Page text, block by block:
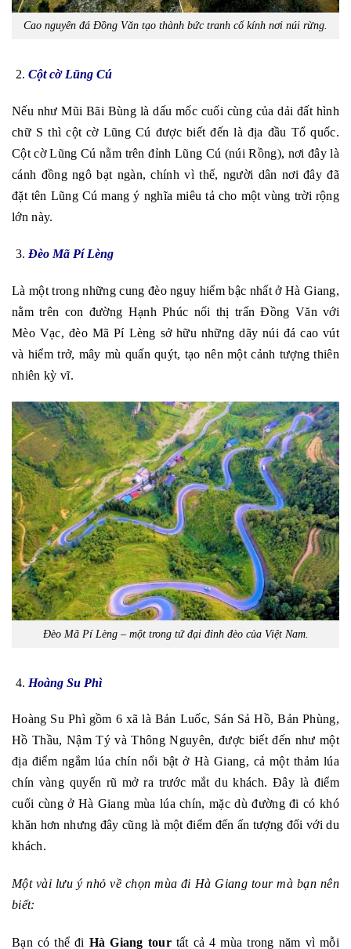
Cao nguyên đá Đồng Văn tạo thành bức tranh cổ kính nơi núi rừng.
Cột cờ Lũng Cú
Nếu như Mũi Bãi Bùng là dấu mốc cuối cùng của dải đất hình
chữ S thì cột cờ Lũng Cú được biết đến là địa đầu Tổ quốc.
Cột cờ Lũng Cú nằm trên đỉnh Lũng Cú (núi Rồng), nơi đây là
cánh đồng ngô bạt ngàn, chính vì thế, người dân nơi đây đã
đặt tên Lũng Cú mang ý nghĩa miêu tả cho một vùng trời rộng
lớn này.
Đèo Mã Pí Lèng
Là một trong những cung đèo nguy hiểm bậc nhất ở Hà Giang,
nằm trên con đường Hạnh Phúc nối thị trấn Đồng Văn với
Mèo Vạc, đèo Mã Pí Lèng sở hữu những dãy núi đá cao vút
và hiểm trở, mây mù quấn quýt, tạo nên một cảnh tượng thiên
nhiên kỳ vĩ.
Đèo Mã Pí Lèng – một trong tứ đại đỉnh đèo của Việt Nam.
Hoàng Su Phì
Hoàng Su Phì gồm 6 xã là Bản Luốc, Sán Sả Hồ, Bản Phùng,
Hồ Thầu, Nậm Tý và Thông Nguyên, được biết đến như một
địa điểm ngắm lúa chín nổi bật ở Hà Giang, cả một thảm lúa
chín vàng quyến rũ mở ra trước mắt du khách. Đây là điểm
cuối cùng ở Hà Giang mùa lúa chín, mặc dù đường đi có khó
khăn hơn nhưng đây cũng là một điểm đến ấn tượng đối với du
khách.
Một vài lưu ý nhỏ về chọn mùa đi Hà Giang tour mà bạn nên
biết:
Bạn có thể đi Hà Giang tourtất cả 4 mùa trong năm vì mỗi